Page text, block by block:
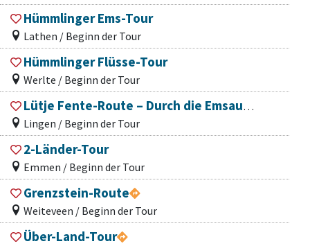
Hümmlinger Ems-Tour
Lathen / Beginn der Tour
Hümmlinger Flüsse-Tour
Werlte / Beginn der Tour
Lütje Fente-Route – Durch die Emsauen zur Else
Lingen / Beginn der Tour
2-Länder-Tour
Emmen / Beginn der Tour
Grenzstein-Route
Weiteveen / Beginn der Tour
Über-Land-Tour